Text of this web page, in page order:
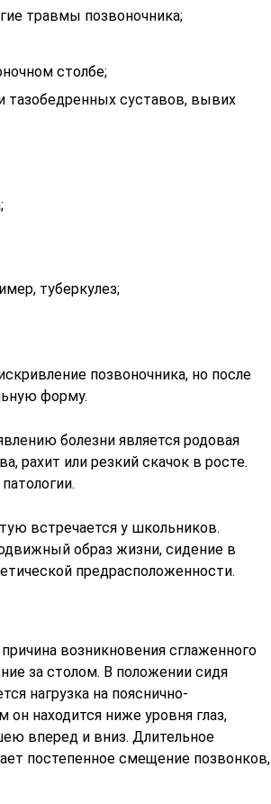
травмы позвоночника;
столбе;
тазобедренных суставов, вывих
туберкулез;
позвоночника, но после
форму.
болезни является родовая
рахит или резкий скачок в росте.
встречается у школьников.
образ жизни, сидение в
предрасположенности.
возникновения сглаженного
за столом. В положении сидя
нагрузка на пояснично-
находится ниже уровня глаз,
вперед и вниз. Длительное
постепенное смещение позвонков,